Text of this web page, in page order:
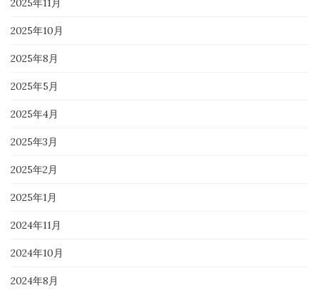
2025年11月
2025年10月
2025年8月
2025年5月
2025年4月
2025年3月
2025年2月
2025年1月
2024年11月
2024年10月
2024年8月